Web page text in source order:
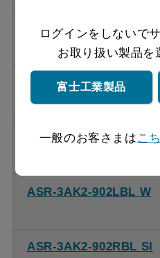
ASR-3AK2-902RBL BK
ASR-3AK2-902LBL BK
ASR-3AK2-902RBL W
ASR-3AK2-902LBL W
ASR-3AK2-902RBL SI
ログインをしないで
お取り扱い製品を
富士工業製品
一般のお客さまは こ